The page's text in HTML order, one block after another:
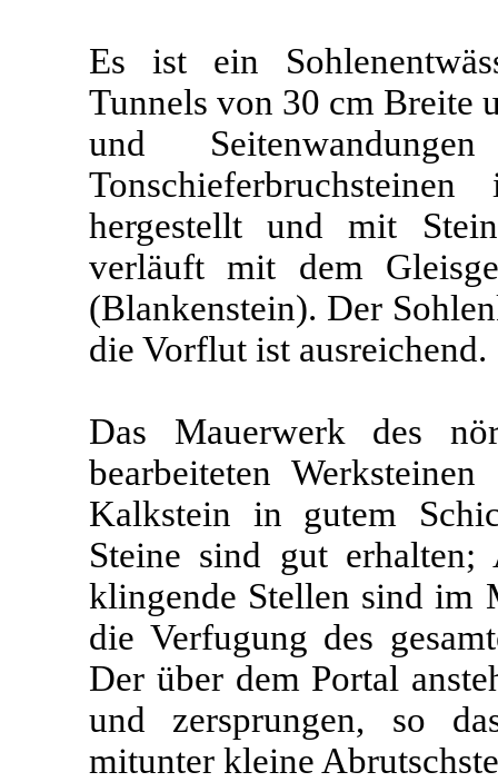
Es ist ein
Tunnels von 30 cm Breite
und
hergestellt und mit
verläuft mit dem
(Blankenstein). Der
die Vorflut ist ausreichend.
Das Mauerwerk des
bearbeiteten
Kalkstein in gutem
Steine sind gut erhalten;
klingende Stellen sind im
die Verfugung des
Der über dem Portal
und zersprungen, so
mitunter kleine